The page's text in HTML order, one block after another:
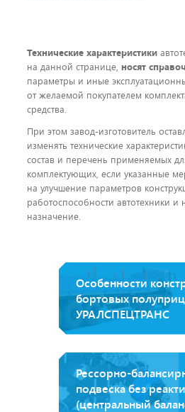
Технические характеристики
на данной странице, носят
параметры и иные
от желаемой покупателем
средства.
При этом завод-изготовитель
изменять технические
состав и перечень применяемых
комплектующих, если указанные
на улучшение параметров
работоспособности автотехники
назначение.
Особенности
бортовых
УРАЛСПЕЦТРАНС
Рессорно-
подвеска без
(центральный